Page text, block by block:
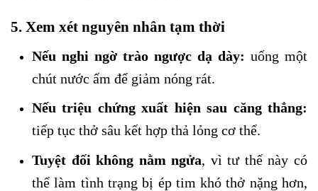
5. Xem xét nguyên nhân tạm thời
Nếu nghi ngờ trào ngược dạ dày: uống một
chút nước ấm để giảm nóng rát.
Nếu triệu chứng xuất hiện sau căng thẳng:
tiếp tục thở sâu kết hợp thả lỏng cơ thể.
Tuyệt đối không nằm ngửa, vì tư thế này có
thể làm tình trạng bị ép tim khó thở nặng hơn,